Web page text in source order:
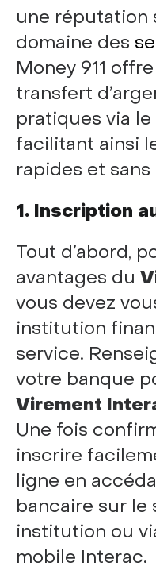
une réputation
domaine des
Money 911
transfert
pratiques via
facilitant ainsi
rapides et sans
1. Inscription
Tout d’abord,
avantages du
vous devez
institution
service.
votre banque
Virement
Une fois
inscrire
ligne en
bancaire sur le
institution ou
mobile Interac.